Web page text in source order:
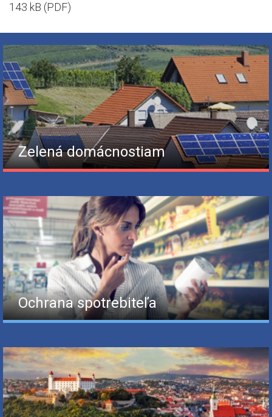
143 kB (PDF)
Zelená domácnostiam
Ochrana spotrebiteľa